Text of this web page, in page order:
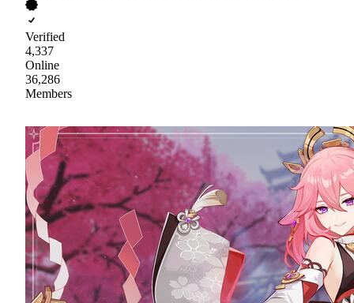
Verified
4,337
Online
36,286
Members